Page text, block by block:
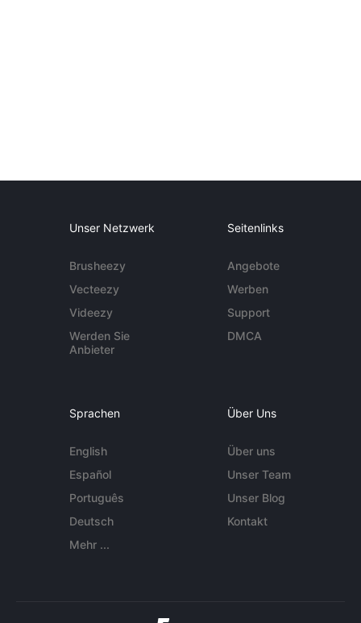
Unser Netzwerk
Brusheezy
Vecteezy
Videezy
Werden Sie
Anbieter
Seitenlinks
Angebote
Werben
Support
DMCA
Sprachen
English
Español
Português
Deutsch
Mehr ...
Über Uns
Über uns
Unser Team
Unser Blog
Kontakt